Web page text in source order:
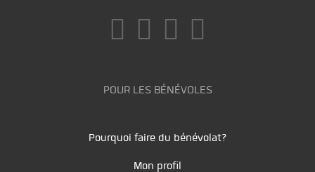
POUR LES BÉNÉVOLES
Pourquoi faire du bénévolat?
Mon profil